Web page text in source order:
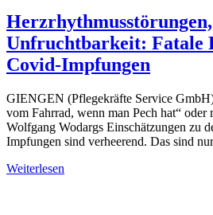
Herzrhythmusstörungen,
Unfruchtbarkeit: Fatale
Covid-Impfungen
GIENGEN (Pflegekräfte Service
vom Fahrrad, wenn man Pech hat“
Wolfgang Wodargs Einschätzungen zu
Impfungen sind verheerend. Das sind
Weiterlesen